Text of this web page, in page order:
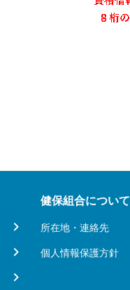
健保組合について
所在地・連絡先
個人情報保護方針